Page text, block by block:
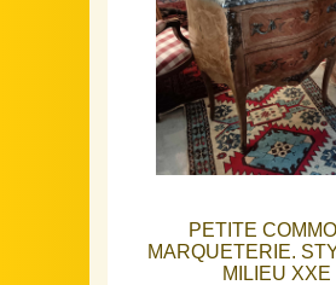
PETITE
MARQUETERIE.
MILIEU XXE